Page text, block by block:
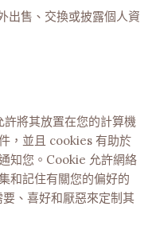
出售、交換或披露個人資
將其放置在您的計算機
，並且 cookies 有助於
知您。Cookie 允許網絡
和記住有關您的偏好的
、喜好和厭惡來定制其